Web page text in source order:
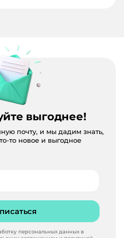
выгоднее!
почту, и мы дадим знать,
то новое и выгодное
персональных данных в